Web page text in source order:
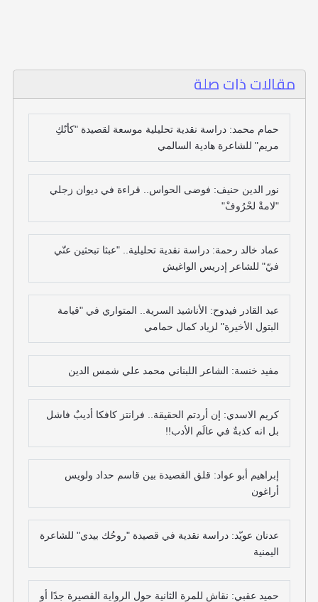
مقالات ذات صلة
حمام محمد: دراسة نقدية تحليلية موسعة لقصيدة "كأنّكِ
مريم" للشاعرة هادية السالمي
نور الدين حنيف: فوضى الحواس.. قراءة في ديوان زجلي
"لامةْ لحْرُوفْ"
عماد خالد رحمة: دراسة نقدية تحليلية.. "عبثا تبحثين عنّي
فيّ" للشاعر إدريس الواغيش
عبد القادر فيدوح: الأناشيد السرية.. المتواري في "قيامة
البتول الأخيرة" لزياد كمال حمامي
مفيد خنسة: الشاعر اللبناني محمد علي شمس الدين
كريم الاسدي: إن أردتم الحقيقة.. فرانتز كافكا أديبٌ فاشل
بل انه كذبةٌ في عالَم الأدب!!
إبراهيم أبو عواد: قلق القصيدة بين قاسم حداد ولويس
أراغون
عدنان عويّد: دراسة نقدية في قصيدة "روحُك بيدي" للشاعرة
اليمنية
حميد عقبي: نقاش للمرة الثانية حول الرواية القصيرة جدًا أو